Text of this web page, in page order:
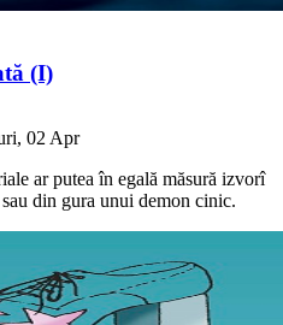
(I)
02 Apr
ar putea în egală măsură izvorî
din gura unui demon cinic.